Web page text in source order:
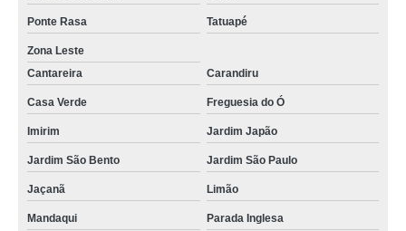
Ponte Rasa Tatuapé
Zona Leste
Cantareira
Carandiru
Casa Verde Freguesia do Ó
Imirim Jardim Japão
Jardim São Bento Jardim São Paulo
Jaçanã Limão
Mandaqui Parada Inglesa